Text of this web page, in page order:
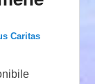
Caritas